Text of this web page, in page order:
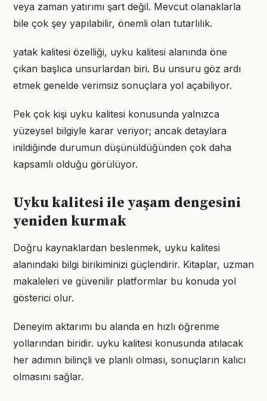
veya zaman yatırımı şart değil. Mevcut olanaklarla
bile çok şey yapılabilir, önemli olan tutarlılık.
yatak kalitesi özelliği, uyku kalitesi alanında öne
çıkan başlıca unsurlardan biri. Bu unsuru göz ardı
etmek genelde verimsiz sonuçlara yol açabiliyor.
Pek çok kişi uyku kalitesi konusunda yalnızca
yüzeysel bilgiyle karar veriyor; ancak detaylara
inildiğinde durumun düşünüldüğünden çok daha
kapsamlı olduğu görülüyor.
Uyku kalitesi ile yaşam dengesini
yeniden kurmak
Doğru kaynaklardan beslenmek, uyku kalitesi
alanındaki bilgi birikiminizi güçlendirir. Kitaplar, uzman
makaleleri ve güvenilir platformlar bu konuda yol
gösterici olur.
Deneyim aktarımı bu alanda en hızlı öğrenme
yollarından biridir. uyku kalitesi konusunda atılacak
her adımın bilinçli ve planlı olması, sonuçların kalıcı
olmasını sağlar.